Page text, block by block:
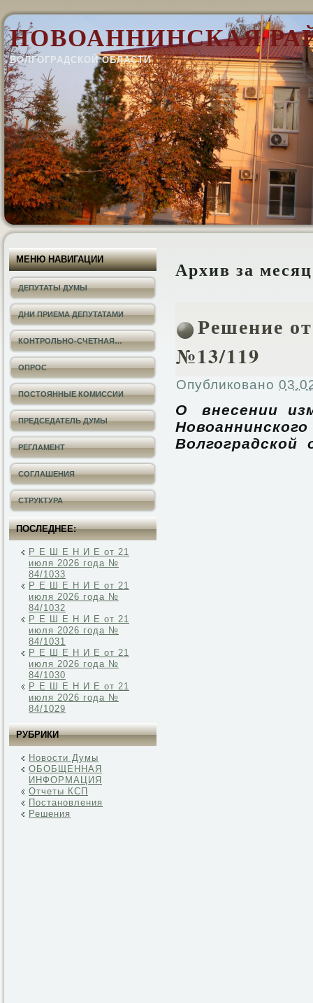
НОВОАННИНСКАЯ
ВОЛГОГРАДСКОЙ ОБЛАСТИ
МЕНЮ НАВИГАЦИИ
ДЕПУТАТЫ ДУМЫ
ДНИ ПРИЕМА ДЕПУТАТАМИ
КОНТРОЛЬНО-СЧЕТНАЯ…
ОПРОС
ПОСТОЯННЫЕ КОМИССИИ
ПРЕДСЕДАТЕЛЬ ДУМЫ
РЕГЛАМЕНТ
СОГЛАШЕНИЯ
СТРУКТУРА
ПОСЛЕДНЕЕ:
Р Е Ш Е Н И Е от 21
июля 2026 года №
84/1033
Р Е Ш Е Н И Е от 21
июля 2026 года №
84/1032
Р Е Ш Е Н И Е от 21
июля 2026 года №
84/1031
Р Е Ш Е Н И Е от 21
июля 2026 года №
84/1030
Р Е Ш Е Н И Е от 21
июля 2026 года №
84/1029
РУБРИКИ
Новости Думы
ОБОБЩЕННАЯ
ИНФОРМАЦИЯ
Отчеты КСП
Постановления
Решения
Архив за
Решение
№13/119
Опубликовано
О внесении
Новоаннинского
Волгоградской